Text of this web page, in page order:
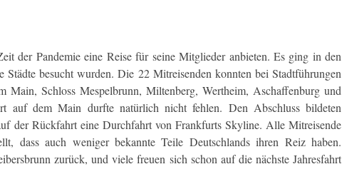
der Pandemie eine Reise für seine Mitglieder anbieten. Es ging in den
Städte besucht wurden. Die 22 Mitreisenden konnten bei Stadtführungen
Main, Schloss Mespelbrunn, Miltenberg, Wertheim, Aschaffenburg und
auf dem Main durfte natürlich nicht fehlen. Den Abschluss bildeten
der Rückfahrt eine Durchfahrt von Frankfurts Skyline. Alle Mitreisende
dass auch weniger bekannte Teile Deutschlands ihren Reiz haben.
zurück, und viele freuen sich schon auf die nächste Jahresfahrt